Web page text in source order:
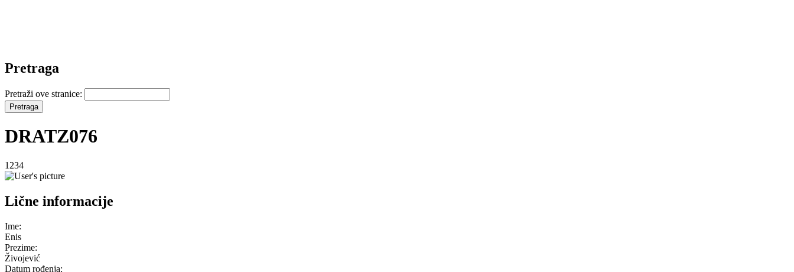
Pretraga
Pretraži ove stranice:
DRATZ076
1234
Lične informacije
Ime:
Enis
Prezime:
Živojević
Datum rođenja: